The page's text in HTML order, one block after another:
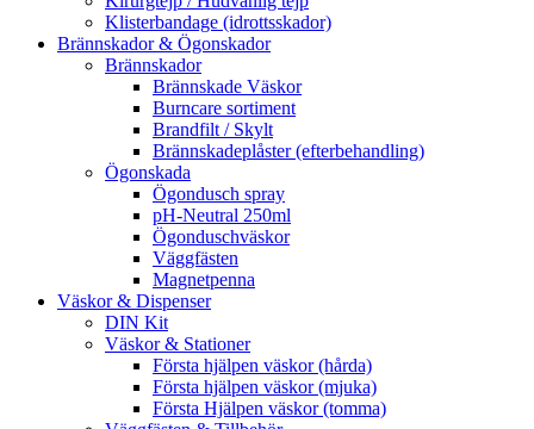
Klisterbandage (idrottsskador)
Brännskador & Ögonskador
Brännskador
Brännskade Väskor
Burncare sortiment
Brandfilt / Skylt
Brännskadeplåster (efterbehandling)
Ögonskada
Ögondusch spray
pH-Neutral 250ml
Ögonduschväskor
Väggfästen
Magnetpenna
Väskor & Dispenser
DIN Kit
Väskor & Stationer
Första hjälpen väskor (hårda)
Första hjälpen väskor (mjuka)
Första Hjälpen väskor (tomma)